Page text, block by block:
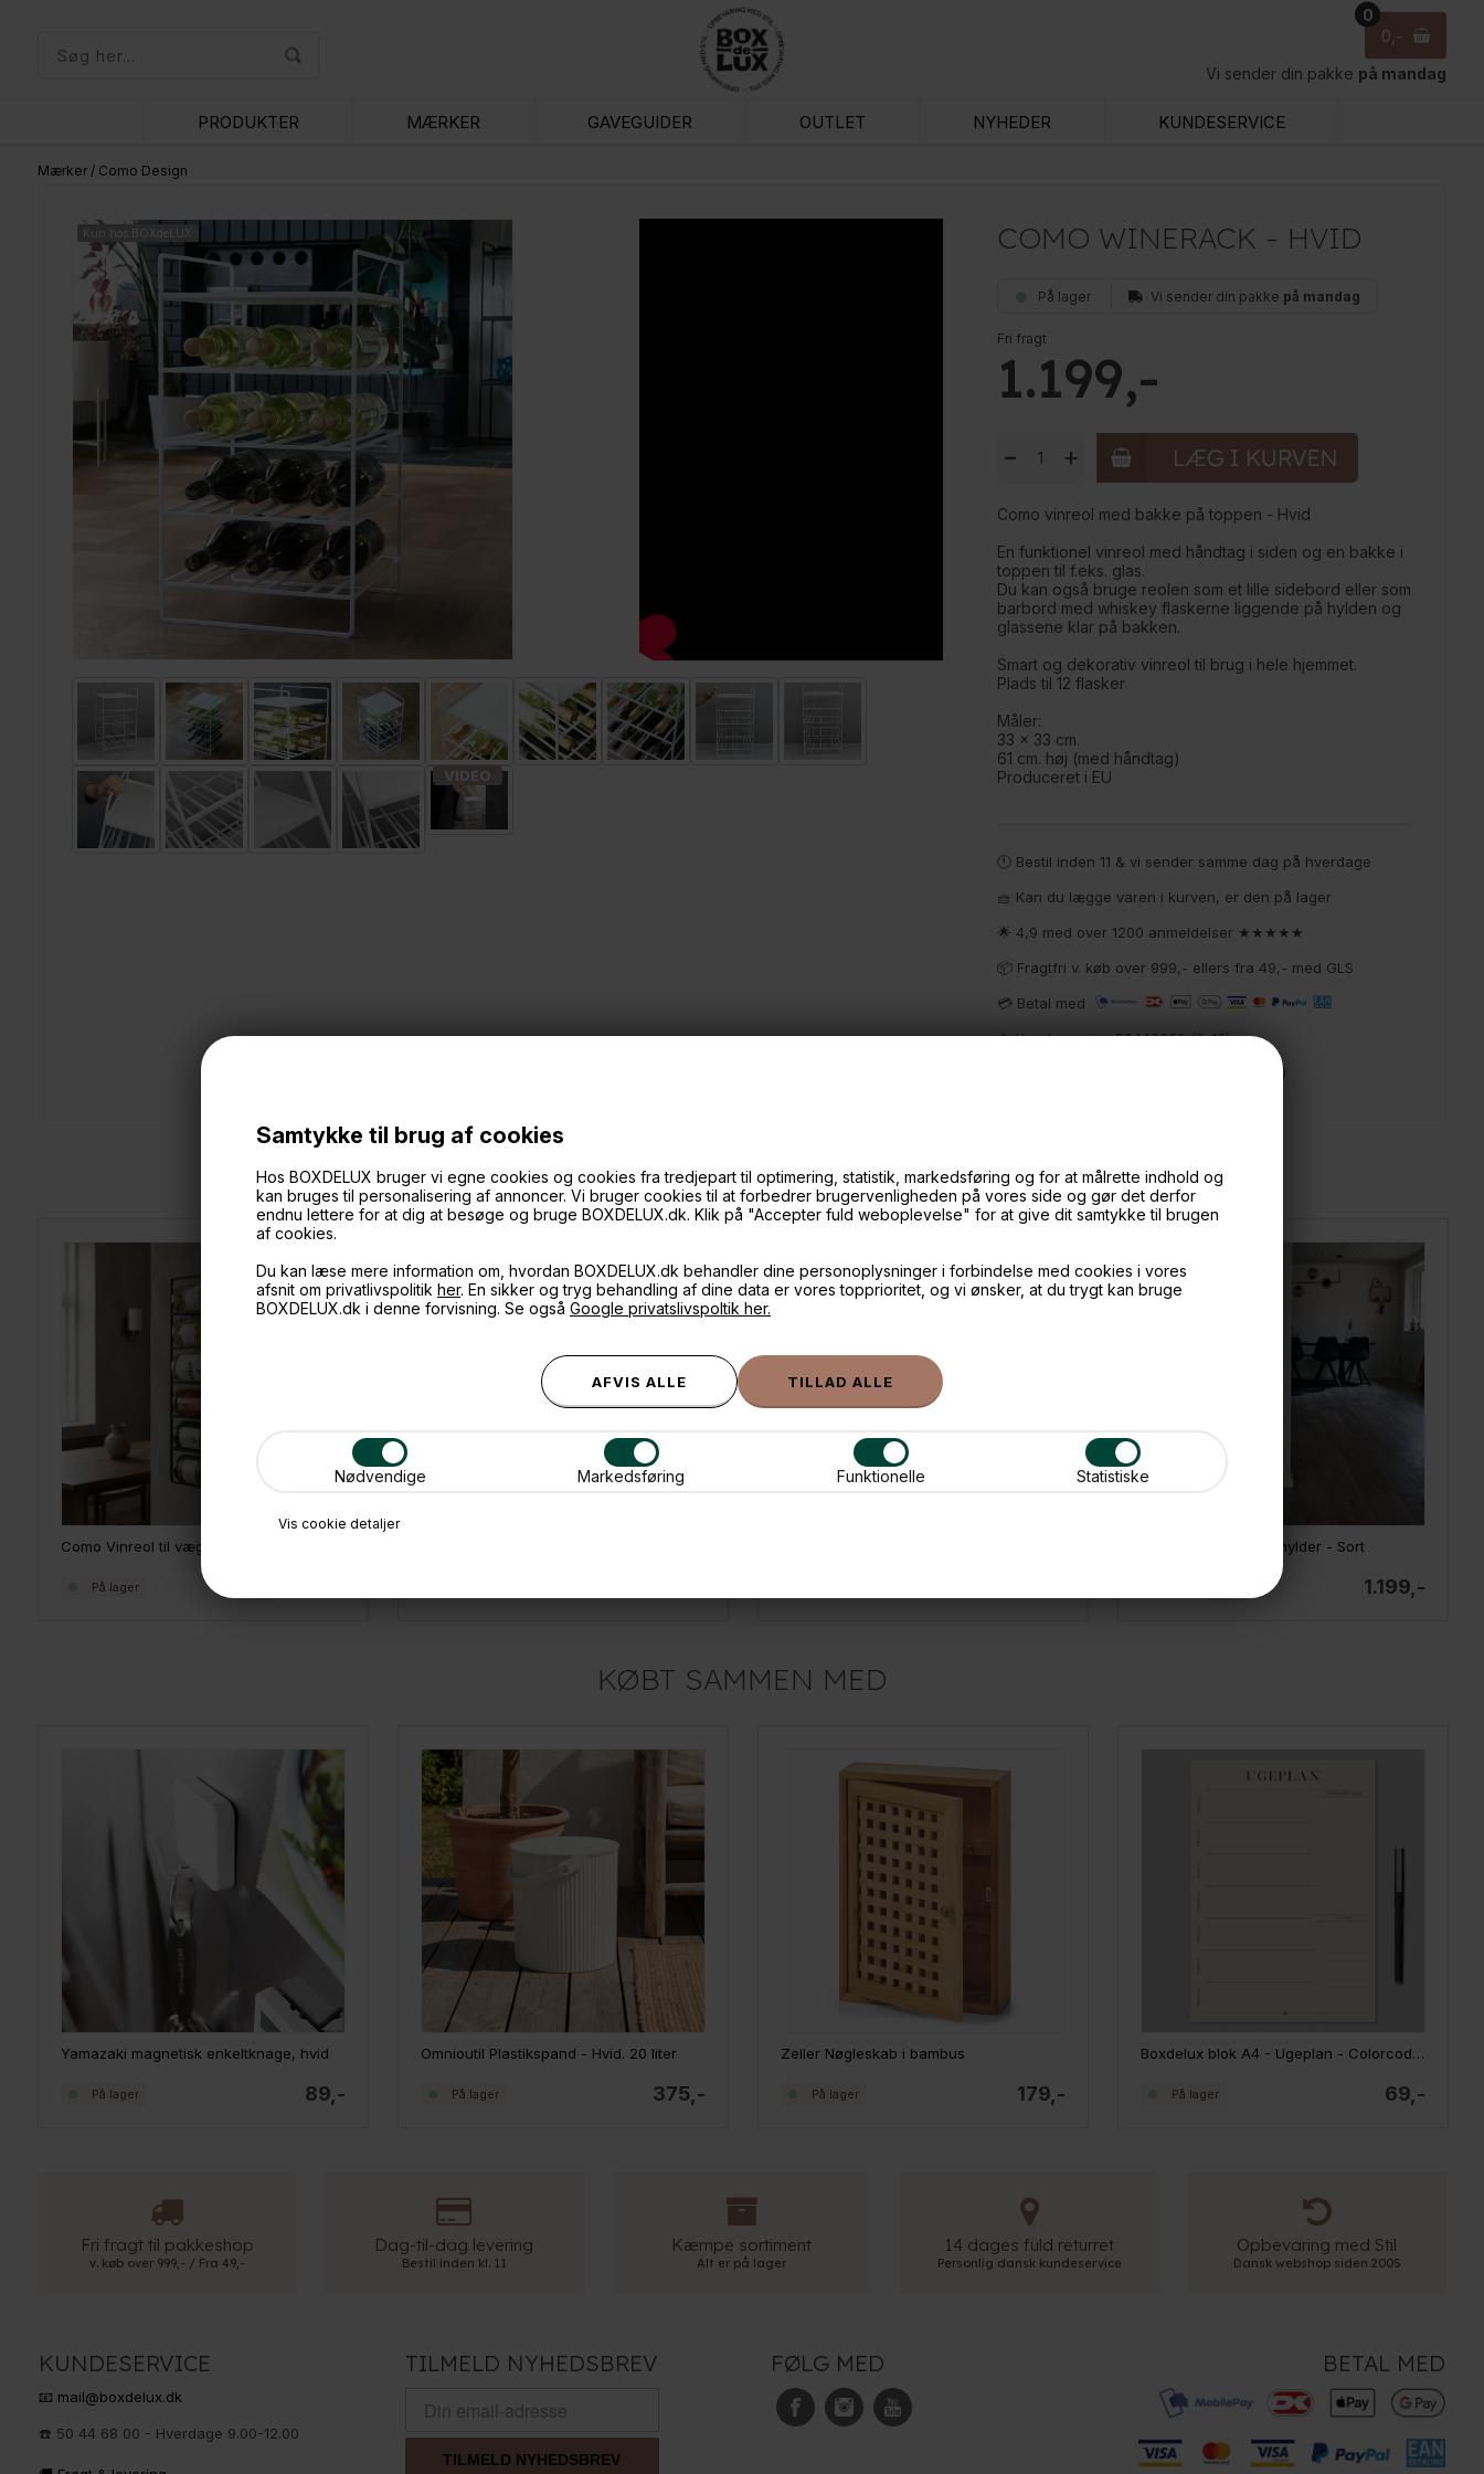
Samtykke til brug af cookies
Hos BOXDELUX bruger vi egne cookies og cookies fra tredjepart til optimering, statistik, markedsføring og for at målrette indhold og
kan bruges til personalisering af annoncer. Vi bruger cookies til at forbedrer brugervenligheden på vores side og gør det derfor
endnu lettere for at dig at besøge og bruge BOXDELUX.dk. Klik på "Accepter fuld weboplevelse" for at give dit samtykke til brugen
af cookies.
Du kan læse mere information om, hvordan BOXDELUX.dk behandler dine personoplysninger i forbindelse med cookies i vores
afsnit om privatlivspolitik her. En sikker og tryg behandling af dine data er vores topprioritet, og vi ønsker, at du trygt kan bruge
BOXDELUX.dk i denne forvisning. Se også Google privatslivspoltik her.
Nødvendige Markedsføring Funktionelle Statistiske
Vis cookie detaljer
0
0
Vi sender din pakke på mandag
PRODUKTER MÆRKER GAVEGUIDER OUTLET NYHEDER KUNDESERVICE
Mærker/ Como Design
Kun hos BOXdeLUX COMO WINERACK - HVID
På lager Vi sender din pakke på mandag
Fri fragt
1.199
+
-
Como vinreol med bakke på toppen - Hvid
En funktionel vinreol med håndtag i siden og en bakke i
toppen til f.eks. glas.
Du kan også bruge reolen som et lille sidebord eller som
barbord med whiskey flaskerne liggende på hylden og
glassene klar på bakken.
Smart og dekorativ vinreol til brug i hele hjemmet.
Plads til 12 flasker
Måler:
33 x 33 cm.
61 cm. høj (med håndtag)
Produceret i EU
🕚 Bestil inden 11 & vi sender samme dag på hverdage
🧺 Kan du lægge varen i kurven, er den på lager
🌟 4,9 med over 1200 anmeldelser ★★★★★
📦 Fragtfri v. køb over 999,- ellers fra 49,- med GLS
💳 Betal med
📱 Kundeservice 50446800 (9-12)
(24/7)
ANDRE IDÉER
På lager
Como reol med fire hylder - Sort
1.199,-
KØBT SAMMEN MED
Yamazaki magnetisk enkeltknage, hvid
89,-
På lager
Omnioutil Plastikspand - Hvid. 20 liter
375,-
På lager
Zeller Nøgleskab i bambus
179,-
På lager
Boxdelux blok A4 - Ugeplan - Colorcode, beige
69,-
På lager
Fri fragt til pakkeshop
v. køb over 999,- / Fra 49,-
Dag-til-dag levering
Bestil inden kl. 11
Kæmpe sortiment
Alt er på lager
14 dages fuld returret
Personlig dansk kundeservice
Opbevaring med Stil
Dansk webshop siden 2005
KUNDESERVICE
📧 mail@boxdelux.dk
☎️ 50 44 68 00 - Hverdage 9.00-12.00
TILMELD NYHEDSBREV
TILMELD NYHEDSBREV
FØLG MED BETAL MED